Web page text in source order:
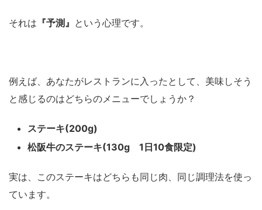
それは 『予測』 という心理です。
例えば、あなたがレストランに入ったとして、美味しそう
と感じるのはどちらのメニューでしょうか？
ステーキ(200g)
松阪牛のステーキ(130g 1日10食限定)
実は、このステーキはどちらも同じ肉、同じ調理法を使っ
ています。